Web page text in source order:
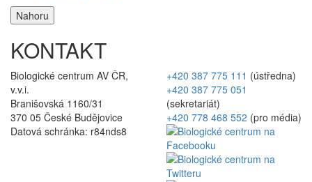
Nahoru
KONTAKT
Biologické centrum AV ČR,
v.v.i.
Branišovská 1160/31
370 05 České Budějovice
Datová schránka: r84nds8
+420 387 775 111 (ústředna)
+420 387 775 051
(sekretariát)
+420 778 468 552 (pro média)